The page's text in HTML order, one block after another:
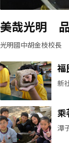
美哉光明
光明國中胡金枝校長
福
新
一
潭